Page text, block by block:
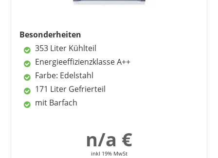
energieeffizient
Nachteile
keine verstellbaren Ablagen innen
Besonderheiten
353 Liter Kühlteil
Energieeffizienzklasse A++
Farbe: Edelstahl
171 Liter Gefrierteil
mit Barfach
n/a €
inkl 19% MwSt